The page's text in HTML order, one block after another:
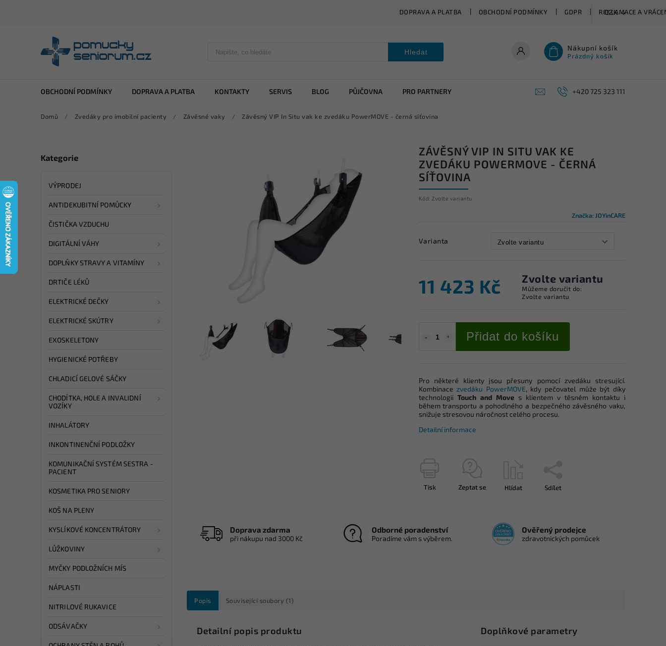
DOPRAVA A PLATBA OBCHODNÍ PODMÍNKY GDPR REKLAMACE A
CZK
Hledat Nákupní košík
Prázdný košík
OBCHODNÍ PODMÍNKY DOPRAVA A PLATBA KONTAKTY SERVIS BLOG PŮJČOVNA PRO PARTNERY +420 725 323 111
Domů / Zvedáky pro imobilní pacienty / Závěsné vaky / Závěsný VIP In Situ vak ke zvedáku PowerMOVE - černá síťovina
Kategorie
VÝPRODEJ
ANTIDEKUBITNÍ POMŮCKY
ČISTIČKA VZDUCHU
DIGITÁLNÍ VÁHY
DOPLŇKY STRAVY A VITAMÍNY
DRTIČE LÉKŮ
ELEKTRICKÉ DEČKY
ELEKTRICKÉ SKÚTRY
EXOSKELETONY
HYGIENICKÉ POTŘEBY
CHLADICÍ GELOVÉ SÁČKY
CHODÍTKA, HOLE A INVALIDNÍ
VOZÍKY
INHALÁTORY
INKONTINENČNÍ PODLOŽKY
KOMUNIKAČNÍ SYSTÉM SESTRA -
PACIENT
KOSMETIKA PRO SENIORY
KOŠ NA PLENY
KYSLÍKOVÉ KONCENTRÁTORY
LŮŽKOVINY
MYČKY PODLOŽNÍCH MÍS
NÁPLASTI
NITRILOVÉ RUKAVICE
ODSÁVAČKY
ZÁVĚSNÝ VIP IN SITU VAK KE
ZVEDÁKU POWERMOVE - ČERNÁ
SÍŤOVINA
Kód: Zvolte variantu
Značka: JOYinCARE
Varianta
11 423 Kč Zvolte variantu
Můžeme doručit do:
Zvolte variantu
Přidat do košíku
Pro některé klienty jsou přesuny pomocí zvedáku stresující.
Kombinace zvedáku PowerMOVE, kdy pečovatel může být díky
technologii Touch and Moves klientem v těsném kontaktu i
během transportu a pohodlného a bezpečného závěsného vaku,
snižuje stresovou náročnost celého procesu.
Detailní informace
Tisk Zeptat se Hlídat Sdílet
Doprava zdarma
při nákupu nad 3000 Kč
Odborné poradenství
Poradíme vám s výběrem.
Ověřený prodejce
zdravotnických pomůcek
Popis Související soubory (1)
Detailní popis produktu Doplňkové parametry